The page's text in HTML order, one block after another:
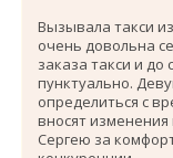
Вызывала такси
очень довольна
заказа такси и до
пунктуально.
определиться с
вносят
Сергею за